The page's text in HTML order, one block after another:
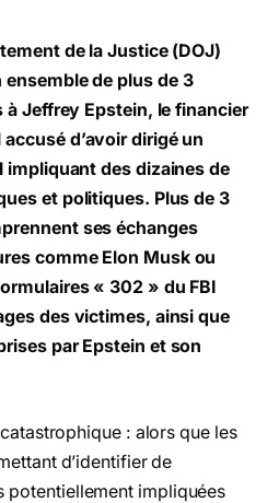
de la Justice (DOJ)
de plus de 3
à Jeffrey Epstein, le financier
d’avoir dirigé un
impliquant des dizaines de
et politiques. Plus de 3
ses échanges
comme Elon Musk ou
« 302 » du FBI
des victimes, ainsi que
par Epstein et son
: alors que les
d’identifier de
potentiellement impliquées